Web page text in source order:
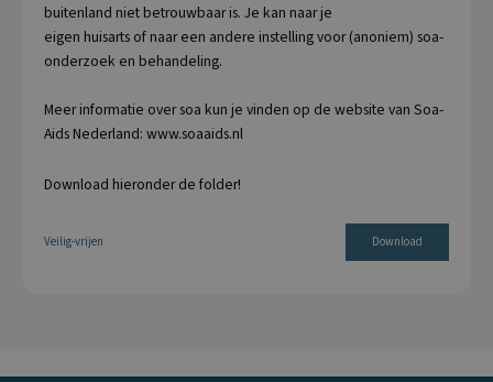
buitenland niet betrouwbaar is. Je kan naar je
eigen huisarts of naar een andere instelling voor (anoniem) soa-
onderzoek en behandeling.
Meer informatie over soa kun je vinden op de website van Soa-
Aids Nederland: www.soaaids.nl
Download hieronder de folder!
Veilig-vrijen Download